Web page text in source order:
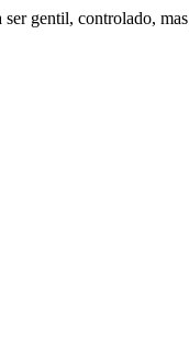
gentil, controlado,